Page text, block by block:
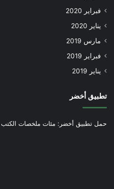
فبراير 2020
يناير 2020
مارس 2019
فبراير 2019
يناير 2019
تطبيق أخضر
حمل تطبيق أخضر: مئات ملخصات الكتب